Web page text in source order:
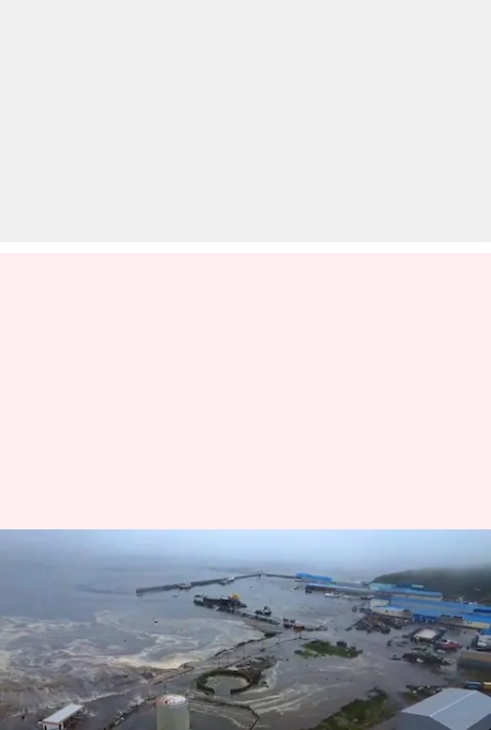
ரஷ்யாவில் மீண்டும்
நிலநடுக்கம்; ரிக்டர்
அளவுகோலில் 6.0 ஆக
பதிவு
எழுதியவர் Sekar Chinnappan Aug 10, 2025 10:44 am